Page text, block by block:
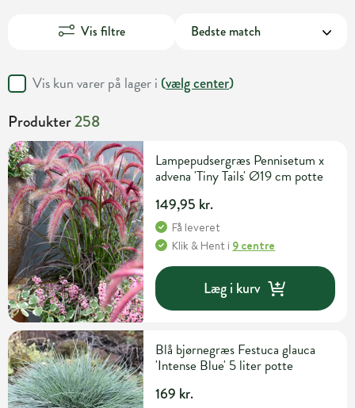
Vis filtre
Vis kun varer på lager i (vælg center)
Produkter258
Lampepudsergræs Pennisetum x
advena 'Tiny Tails' Ø19 cm potte
149,95 kr.
Få leveret
Klik & Hent i 9 centre
Læg i kurv
Blå bjørnegræs Festuca glauca
'Intense Blue' 5 liter potte
169 kr.